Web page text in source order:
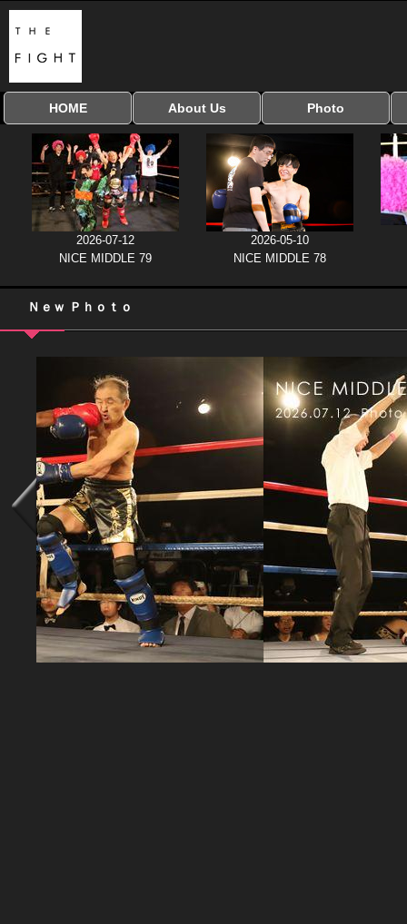
HOME
全興行を表示
ナイスミドル
アマチュアキック
協議会
全日本学生キック
建武館キッズ大会
Bigbang
おやじファイト
About Us
当サイトについて
はじめての方へ
Photo
2026-07-12
NICE MIDDLE 79
2026-05-10
NICE MIDDLE 78
Ｎｅｗ Ｐｈｏｔｏ